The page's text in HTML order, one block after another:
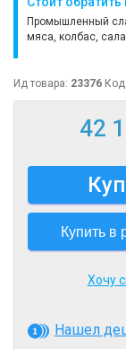
Промышленный
мяса, колбас,
Ид товара: 23376 Код
42
Купить в
Хочу
Нашел